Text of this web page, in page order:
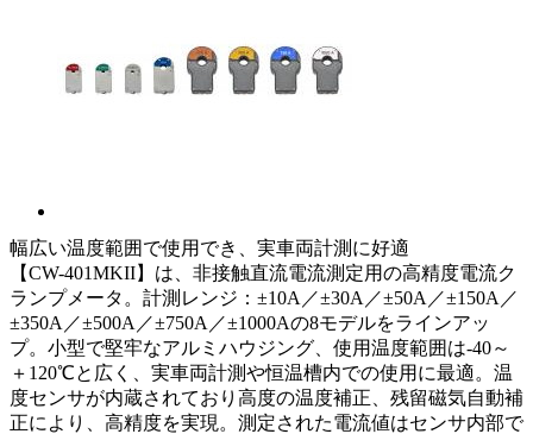
幅広い温度範囲で使用でき、実車両計測に好適
【CW-401MKII】は、非接触直流電流測定用の高精度電流ク
ランプメータ。計測レンジ：±10A／±30A／±50A／±150A／
±350A／±500A／±750A／±1000Aの8モデルをラインアッ
プ。小型で堅牢なアルミハウジング、使用温度範囲は-40～
＋120℃と広く、実車両計測や恒温槽内での使用に最適。温
度センサが内蔵されており高度の温度補正、残留磁気自動補
正により、高精度を実現。測定された電流値はセンサ内部で